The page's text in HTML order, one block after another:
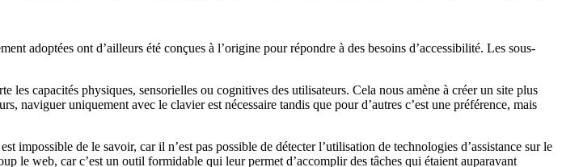
adoptées ont d’ailleurs été conçues à l’origine pour répondre à des besoins d’accessibilité. Les sous-
capacités physiques, sensorielles ou cognitives des utilisateurs. Cela nous amène à créer un site plus
naviguer uniquement avec le clavier est nécessaire tandis que pour d’autres c’est une préférence, mais
de le savoir, car il n’est pas possible de détecter l’utilisation de technologies d’assistance sur le
le web, car c’est un outil formidable qui leur permet d’accomplir des tâches qui étaient auparavant